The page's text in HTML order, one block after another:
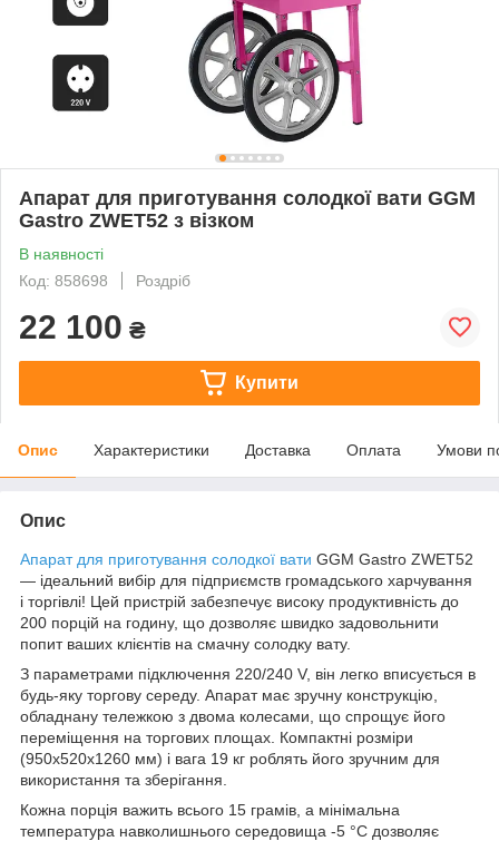
Апарат для приготування солодкої вати GGM
Gastro ZWET52 з візком
В наявності
Код: 858698
Роздріб
22 100 ₴
Купити
Опис Характеристики Доставка Оплата Умови
Опис
Апарат для приготування солодкої вати GGM Gastro ZWET52
— ідеальний вибір для підприємств громадського харчування
і торгівлі! Цей пристрій забезпечує високу продуктивність до
200 порцій на годину, що дозволяє швидко задовольнити
попит ваших клієнтів на смачну солодку вату.
З параметрами підключення 220/240 V, він легко вписується в
будь-яку торгову середу. Апарат має зручну конструкцію,
обладнану тележкою з двома колесами, що спрощує його
переміщення на торгових площах. Компактні розміри
(950х520х1260 мм) і вага 19 кг роблять його зручним для
використання та зберігання.
Кожна порція важить всього 15 грамів, а мінімальна
температура навколишнього середовища -5 °C дозволяє